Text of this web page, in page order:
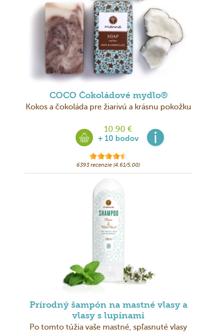
COCO Čokoládové mydlo®
Kokos a čokoláda pre žiarivú a krásnu pokožku
10.90 €
+ 10 bodov
6393 recenzie (4.61/5.00)
Prírodný šampón na mastné vlasy a
vlasy s lupinami
Po tomto túžia vaše mastné, spľasnuté vlasy